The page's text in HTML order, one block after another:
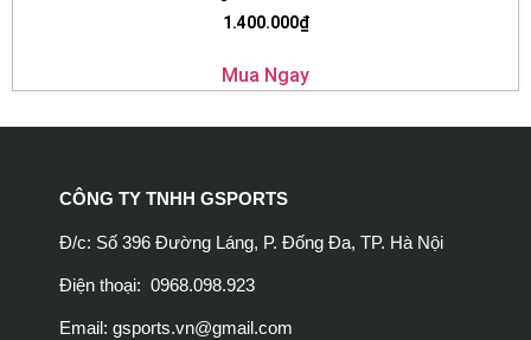
1.400.000₫
Mua Ngay
CÔNG TY TNHH GSPORTS
Đ/c: Số 396 Đường Láng, P. Đống Đa, TP. Hà Nội
Điện thoại: 0968.098.923
Email: gsports.vn@gmail.com